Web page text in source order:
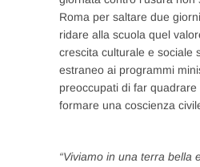
Roma per saltare due
ridare alla scuola quel
crescita culturale e sociale
estraneo ai programmi
preoccupati di far quadrare
formare una coscienza
“Viviamo in una terra bella